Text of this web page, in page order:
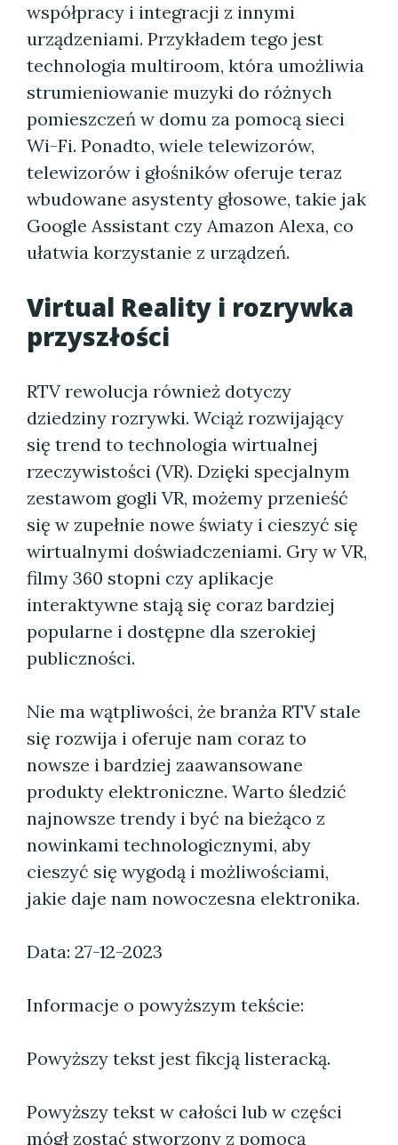
współpracy i integracji z innymi
urządzeniami. Przykładem tego jest
technologia multiroom, która umożliwia
strumieniowanie muzyki do różnych
pomieszczeń w domu za pomocą sieci
Wi-Fi. Ponadto, wiele telewizorów,
telewizorów i głośników oferuje teraz
wbudowane asystenty głosowe, takie jak
Google Assistant czy Amazon Alexa, co
ułatwia korzystanie z urządzeń.
Virtual Reality i rozrywka
przyszłości
RTV rewolucja również dotyczy
dziedziny rozrywki. Wciąż rozwijający
się trend to technologia wirtualnej
rzeczywistości (VR). Dzięki specjalnym
zestawom gogli VR, możemy przenieść
się w zupełnie nowe światy i cieszyć się
wirtualnymi doświadczeniami. Gry w VR,
filmy 360 stopni czy aplikacje
interaktywne stają się coraz bardziej
popularne i dostępne dla szerokiej
publiczności.
Nie ma wątpliwości, że branża RTV stale
się rozwija i oferuje nam coraz to
nowsze i bardziej zaawansowane
produkty elektroniczne. Warto śledzić
najnowsze trendy i być na bieżąco z
nowinkami technologicznymi, aby
cieszyć się wygodą i możliwościami,
jakie daje nam nowoczesna elektronika.
Data: 27-12-2023
Informacje o powyższym tekście:
Powyższy tekst jest fikcją listeracką.
Powyższy tekst w całości lub w części
mógł zostać stworzony z pomocą